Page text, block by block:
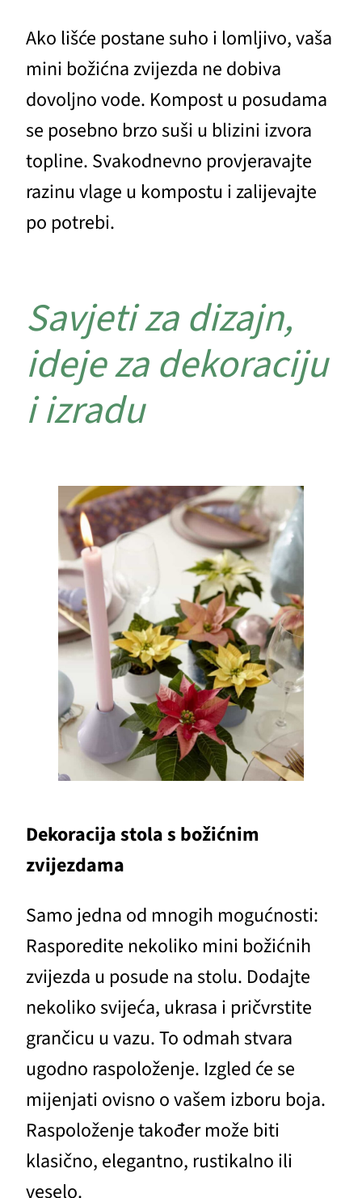
Ako lišće postane suho i lomljivo, vaša
mini božićna zvijezda ne dobiva
dovoljno vode. Kompost u posudama
se posebno brzo suši u blizini izvora
topline. Svakodnevno provjeravajte
razinu vlage u kompostu i zalijevajte
po potrebi.
Savjeti za dizajn,
ideje za dekoraciju
i izradu
Dekoracija stola s božićnim
zvijezdama
Samo jedna od mnogih mogućnosti:
Rasporedite nekoliko mini božićnih
zvijezda u posude na stolu. Dodajte
nekoliko svijeća, ukrasa i pričvrstite
grančicu u vazu. To odmah stvara
ugodno raspoloženje. Izgled će se
mijenjati ovisno o vašem izboru boja.
Raspoloženje također može biti
klasično, elegantno, rustikalno ili
veselo.